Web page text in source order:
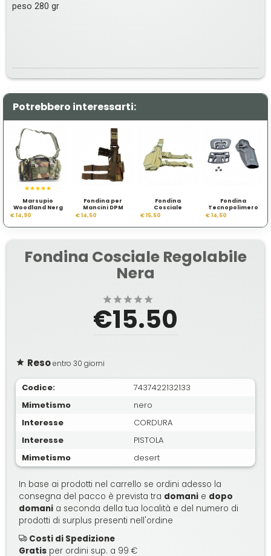
peso 280 gr
Potrebbero interessarti:
Marsupio
Woodland Nerg
€ 14,90
Fondina per
Mancini DPM
€ 14,50
Fondina
Cosciale
Regolabile
€ 15,50
Fondina
Tecnopolimero
per Beretta
€ 14,50
Fondina Cosciale Regolabile
Nera
€15.50
Resoentro 30 giorni
Codice:
7437422132133
Mimetismo
nero
Interesse
CORDURA
Interesse
PISTOLA
Mimetismo
desert
In base ai prodotti nel carrello se ordini adesso la
consegna del pacco è prevista tra domani e dopo
domani a seconda della tua località e del numero di
prodotti di surplus presenti nell'ordine
Costi di Spedizione
Gratis per ordini sup. a 99 €